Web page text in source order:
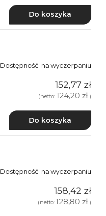
Do koszyka
Dostępność: na wyczerpaniu
152,77 zł
(netto: 124,20 zł )
Do koszyka
Dostępność: na wyczerpaniu
158,42 zł
(netto: 128,80 zł )